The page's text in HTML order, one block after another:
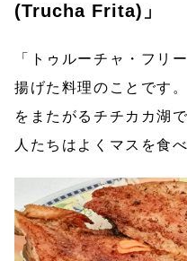
(Trucha Frita)」
「トゥルーチャ・フリ
揚げた料理のことです
をまたがるチチカカ湖
人たちはよくマスを食